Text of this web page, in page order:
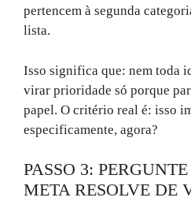
pertencem à segunda
lista.
Isso significa que: nem toda
virar prioridade só porque
papel. O critério real é: isso
especificamente, agora?
PASSO 3:
META RESOLVE DE